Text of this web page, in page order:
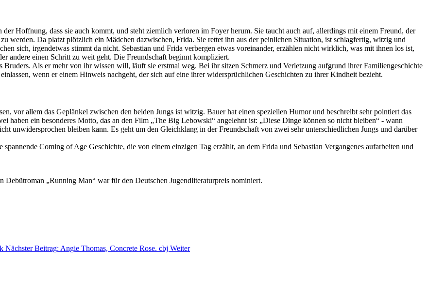
Hoffnung, dass sie auch kommt, und steht ziemlich verloren im Foyer herum. Sie taucht auch auf, allerdings mit einem Freund, der
werden. Da platzt plötzlich ein Mädchen dazwischen, Frida. Sie rettet ihn aus der peinlichen Situation, ist schlagfertig, witzig und
sich, irgendetwas stimmt da nicht. Sebastian und Frida verbergen etwas voreinander, erzählen nicht wirklich, was mit ihnen los ist,
andere einen Schritt zu weit geht. Die Freundschaft beginnt kompliziert.
Bruders. Als er mehr von ihr wissen will, läuft sie erstmal weg. Bei ihr sitzen Schmerz und Verletzung aufgrund ihrer Familiengeschichte
wenn er einem Hinweis nachgeht, der sich auf eine ihrer widersprüchlichen Geschichten zu ihrer Kindheit bezieht.
vor allem das Geplänkel zwischen den beiden Jungs ist witzig. Bauer hat einen speziellen Humor und beschreibt sehr pointiert das
haben ein besonderes Motto, das an den Film „The Big Lebowski“ angelehnt ist: „Diese Dinge können so nicht bleiben“ - wann
unwidersprochen bleiben kann. Es geht um den Gleichklang in der Freundschaft von zwei sehr unterschiedlichen Jungs und darüber
Coming of Age Geschichte, die von einem einzigen Tag erzählt, an dem Frida und Sebastian Vergangenes aufarbeiten und
„Running Man“ war für den Deutschen Jugendliteraturpreis nominiert.
Nächster Beitrag: Angie Thomas, Concrete Rose. cbj Weiter